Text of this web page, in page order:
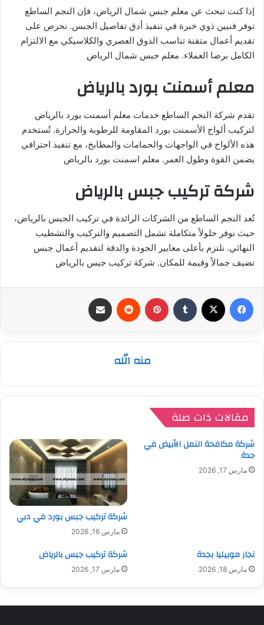
إذا كنت تبحث عن معلم جبس شمال الرياض، فإن النجم الساطع
توفر فنيين ذوي خبرة في تنفيذ أدق تفاصيل الجبس. نحرص على
تقديم أعمال متقنة تناسب الذوق العصري والكلاسيكي مع الالتزام
الكامل برضا العملاء. معلم جبس شمال الرياض
معلم أسمنت بورد بالرياض
تقدم شركة النجم الساطع خدمات معلم أسمنت بورد بالرياض
لتركيب ألواح الأسمنت بورد المقاومة للرطوبة والحرارة. تُستخدم
هذه الألواح في الواجهات والحمامات والمطابخ، مع تنفيذ احترافي
يضمن القوة وطول العمر. معلم اسمنت بورد بالرياض
شركة تركيب جبس بالرياض
تُعد النجم الساطع من الشركات الرائدة في تركيب الجبس بالرياض،
حيث نوفر حلولاً متكاملة تشمل التصميم والتركيب والتشطيب
النهائي. نلتزم بأعلى معايير الجودة والدقة لتقديم أعمال جبس
تضيف جمالاً وقيمة للمكان. شركة تركيب جبس بالرياض
فيسبوك بينتيريست
منه الله
مقالات ذات صلة
شركة مكافحة النمل الأبيض في
جدة
مارس 17, 2026
شركة تركيب جبس بورد في دبي
مارس 16, 2026
نجار موبيليا بجدة
مارس 18, 2026
شركة تركيب جبس بالرياض
مارس 17, 2026